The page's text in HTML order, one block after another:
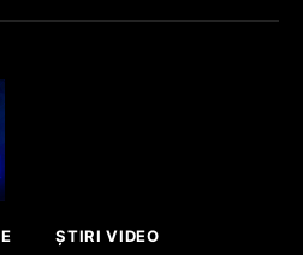
ȘTIRI VIDEO